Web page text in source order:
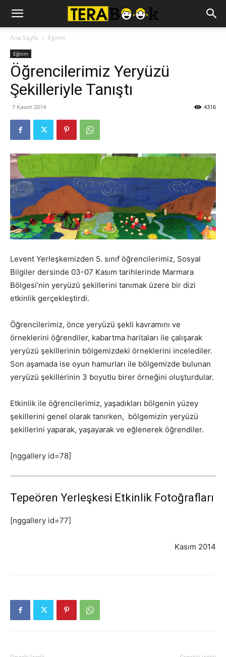
Ana Sayfa Eğitim
Eğitim
Öğrencilerimiz Yeryüzü
Şekilleriyle Tanıştı
7 Kasım 2014 4316
Levent Yerleşkemizden 5. sınıf öğrencilerimiz, Sosyal
Bilgiler dersinde 03-07 Kasım tarihlerinde Marmara
Bölgesi’nin yeryüzü şekillerini tanımak üzere bir dizi
etkinlik gerçekleştirdi.
Öğrencilerimiz, önce yeryüzü şekli kavramını ve
örneklerini öğrendiler, kabartma haritaları ile çalışarak
yeryüzü şekillerinin bölgemizdeki örneklerini incelediler.
Son aşamada ise oyun hamurları ile bölgemizde bulunan
yeryüzü şekillerinin 3 boyutlu birer örneğini oluşturdular.
Etkinlik ile öğrencilerimiz, yaşadıkları bölgenin yüzey
şekillerini genel olarak tanırken, bölgemizin yeryüzü
şekillerini yaparak, yaşayarak ve eğlenerek öğrendiler.
[nggallery id=78]
Tepeören Yerleşkesi Etkinlik Fotoğrafları
[nggallery id=77]
Kasım 2014